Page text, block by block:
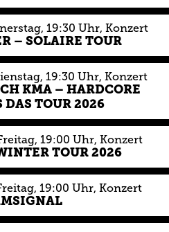
, 19:30 Uhr, Konzert
– SOLAIRE TOUR
, 19:30 Uhr, Konzert
KMA – HARDCORE
DAS TOUR 2026
, 19:00 Uhr, Konzert
TOUR 2026
, 19:00 Uhr, Konzert